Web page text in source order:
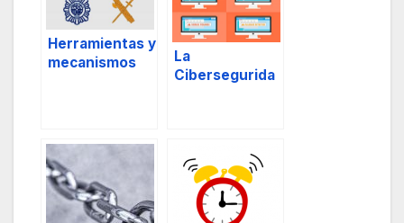
Herramientas y
mecanismos
seguridad
pública y la
seguridad
privada.
La
Cibersegurida